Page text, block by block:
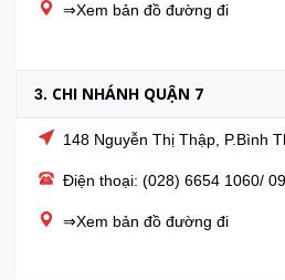
⇒Xem bản đồ đường đi
3. CHI NHÁNH QUẬN 7
148 Nguyễn Thị Thập, P.Bình
Điện thoại: (028) 6654 1060/
⇒Xem bản đồ đường đi